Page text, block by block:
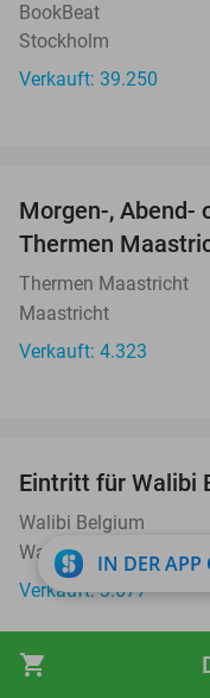
shopping_cart
BookBeat
Stockholm
Verkauft: 39.250
Morgen-, Abend-
Thermen
Thermen Maastricht
Maastricht
Verkauft: 4.323
Eintritt für Walibi
Walibi Belgium
Wavre
Verkauft: 3.677
IN DER APP